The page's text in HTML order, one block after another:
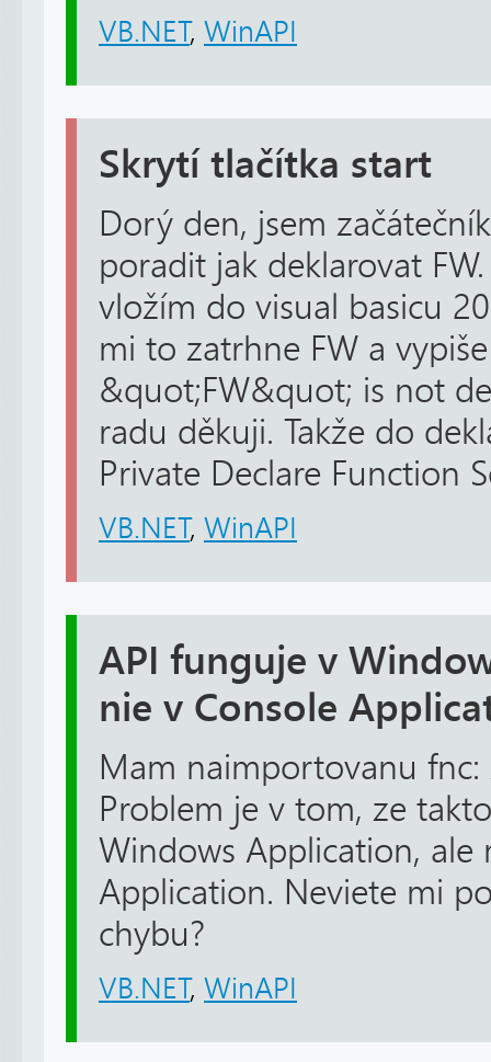
VB.NET, WinAPI
Skrytí tlačítka start
Dorý den, jsem
poradit jak deklarovat
vložím do visual basicu
mi to zatrhne FW a
&quot;FW&quot; is not
radu děkuji. Takže do
Private Declare Function
VB.NET, WinAPI
API funguje v
nie v Console
Mam naimportovanu
Problem je v tom, ze
Windows Application, ale
Application. Neviete mi
chybu?
VB.NET, WinAPI